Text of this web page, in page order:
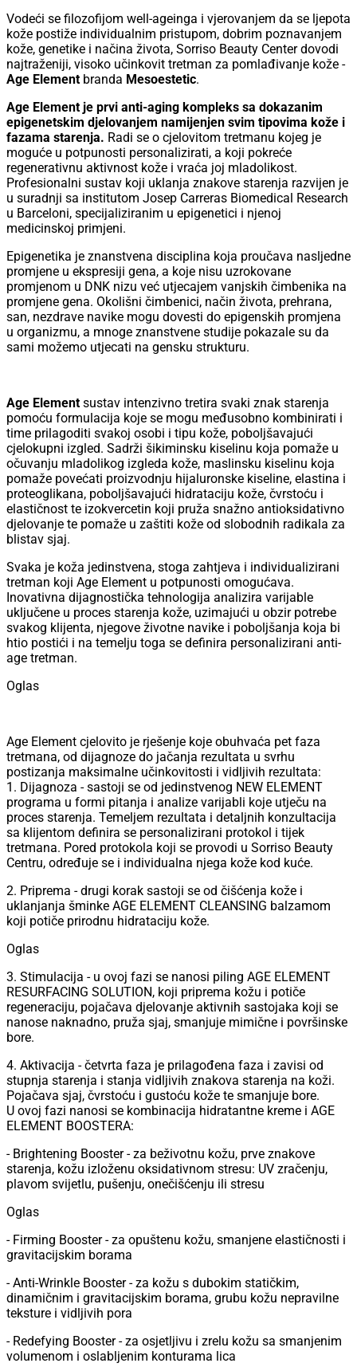
Vodeći se filozofijom well-ageinga i vjerovanjem da se ljepota
kože postiže individualnim pristupom, dobrim poznavanjem
kože, genetike i načina života, Sorriso Beauty Center dovodi
najtraženiji, visoko učinkovit tretman za pomlađivanje kože -
Age Element branda Mesoestetic.
Age Element je prvi anti-aging kompleks sa dokazanim
epigenetskim djelovanjem namijenjen svim tipovima kože i
fazama starenja. Radi se o cjelovitom tretmanu kojeg je
moguće u potpunosti personalizirati, a koji pokreće
regenerativnu aktivnost kože i vraća joj mladolikost.
Profesionalni sustav koji uklanja znakove starenja razvijen je
u suradnji sa institutom Josep Carreras Biomedical Research
u Barceloni, specijaliziranim u epigenetici i njenoj
medicinskoj primjeni.
Epigenetika je znanstvena disciplina koja proučava nasljedne
promjene u ekspresiji gena, a koje nisu uzrokovane
promjenom u DNK nizu već utjecajem vanjskih čimbenika na
promjene gena. Okolišni čimbenici, način života, prehrana,
san, nezdrave navike mogu dovesti do epigenskih promjena
u organizmu, a mnoge znanstvene studije pokazale su da
sami možemo utjecati na gensku strukturu.
Age Elementsustav intenzivno tretira svaki znak starenja
pomoću formulacija koje se mogu međusobno kombinirati i
time prilagoditi svakoj osobi i tipu kože, poboljšavajući
cjelokupni izgled. Sadrži šikiminsku kiselinu koja pomaže u
očuvanju mladolikog izgleda kože, maslinsku kiselinu koja
pomaže povećati proizvodnju hijaluronske kiseline, elastina i
proteoglikana, poboljšavajući hidrataciju kože, čvrstoću i
elastičnost te izokvercetin koji pruža snažno antioksidativno
djelovanje te pomaže u zaštiti kože od slobodnih radikala za
blistav sjaj.
Svaka je koža jedinstvena, stoga zahtjeva i individualizirani
tretman koji Age Element u potpunosti omogućava.
Inovativna dijagnostička tehnologija analizira varijable
uključene u proces starenja kože, uzimajući u obzir potrebe
svakog klijenta, njegove životne navike i poboljšanja koja bi
htio postići i na temelju toga se definira personalizirani anti-
age tretman.
Oglas
Age Element cjelovito je rješenje koje obuhvaća pet faza
tretmana, od dijagnoze do jačanja rezultata u svrhu
postizanja maksimalne učinkovitosti i vidljivih rezultata:
1. Dijagnoza - sastoji se od jedinstvenog NEW ELEMENT
programa u formi pitanja i analize varijabli koje utječu na
proces starenja. Temeljem rezultata i detaljnih konzultacija
sa klijentom definira se personalizirani protokol i tijek
tretmana. Pored protokola koji se provodi u Sorriso Beauty
Centru, određuje se i individualna njega kože kod kuće.
2. Priprema - drugi korak sastoji se od čišćenja kože i
uklanjanja šminke AGE ELEMENT CLEANSING balzamom
koji potiče prirodnu hidrataciju kože.
Oglas
3. Stimulacija - u ovoj fazi se nanosi piling AGE ELEMENT
RESURFACING SOLUTION, koji priprema kožu i potiče
regeneraciju, pojačava djelovanje aktivnih sastojaka koji se
nanose naknadno, pruža sjaj, smanjuje mimične i površinske
bore.
4. Aktivacija - četvrta faza je prilagođena faza i zavisi od
stupnja starenja i stanja vidljivih znakova starenja na koži.
Pojačava sjaj, čvrstoću i gustoću kože te smanjuje bore.
U ovoj fazi nanosi se kombinacija hidratantne kreme i AGE
ELEMENT BOOSTERA:
- Brightening Booster - za beživotnu kožu, prve znakove
starenja, kožu izloženu oksidativnom stresu: UV zračenju,
plavom svijetlu, pušenju, onečišćenju ili stresu
Oglas
- Firming Booster - za opuštenu kožu, smanjene elastičnosti i
gravitacijskim borama
- Anti-Wrinkle Booster - za kožu s dubokim statičkim,
dinamičnim i gravitacijskim borama, grubu kožu nepravilne
teksture i vidljivih pora
- Redefying Booster - za osjetljivu i zrelu kožu sa smanjenim
volumenom i oslabljenim konturama lica